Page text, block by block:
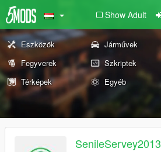
Show Adult
Eszközök Járművek
Fegyverek
Szkriptek
Térképek
Egyéb
SenileServey2013